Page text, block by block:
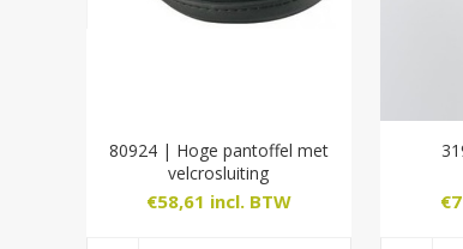
80924 | Hoge pantoffel met
velcrosluiting
€58,61 incl. BTW